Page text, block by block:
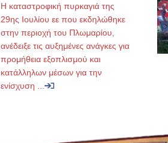
Η καταστροφική πυρκαγιά της
29ης Ιουλίου εε που εκδηλώθηκε
στην περιοχή του Πλωμαρίου,
ανέδειξε τις αυξημένες ανάγκες για
προμήθεια εξοπλισμού και
κατάλληλων μέσων για την
ενίσχυση ...